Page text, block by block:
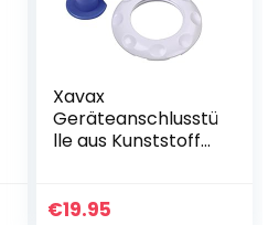
15mm)
Xavax
Geräteanschlusstü
lle aus Kunststoff
und
€19.95